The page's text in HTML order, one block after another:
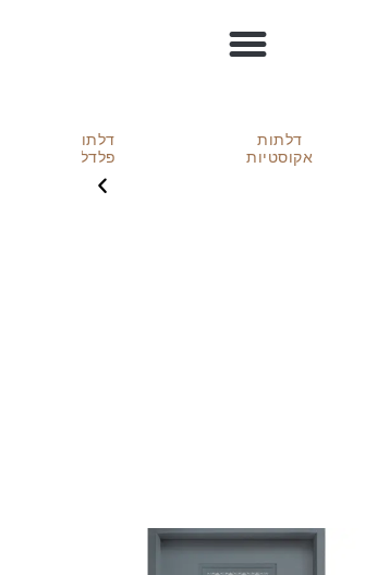
דלתות
אקוסטיות
דלתות
פלדלת